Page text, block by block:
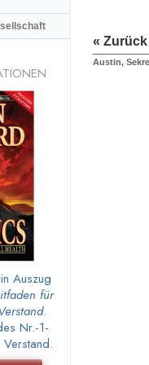
« Zurück
Austin,
Auszug
für
.
Nr.-1-